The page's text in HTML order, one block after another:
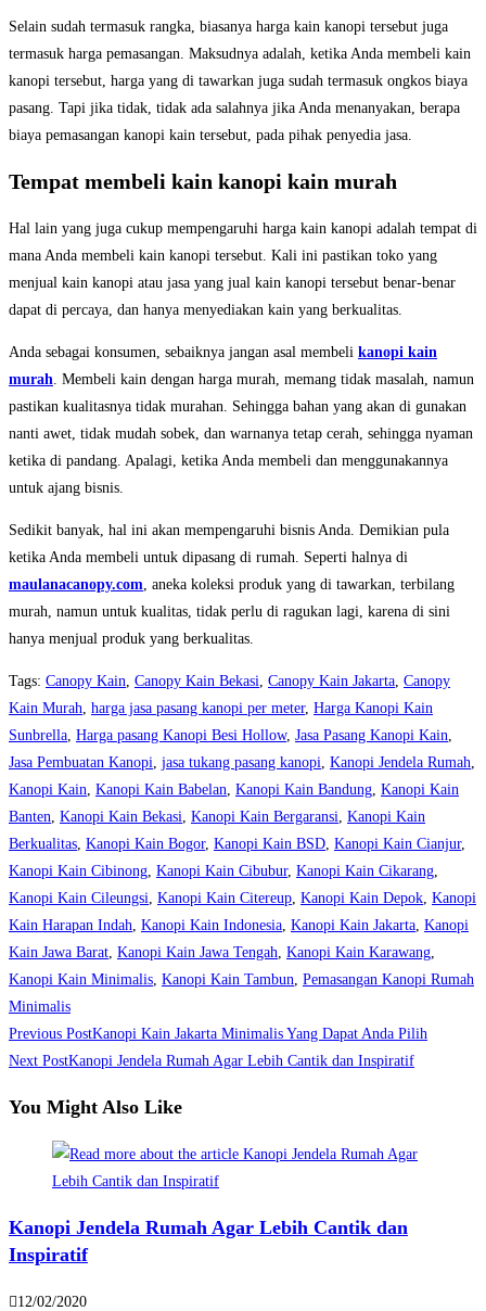
Selain sudah termasuk rangka, biasanya harga kain kanopi tersebut juga
termasuk harga pemasangan. Maksudnya adalah, ketika Anda membeli kain
kanopi tersebut, harga yang di tawarkan juga sudah termasuk ongkos biaya
pasang. Tapi jika tidak, tidak ada salahnya jika Anda menanyakan, berapa
biaya pemasangan kanopi kain tersebut, pada pihak penyedia jasa.
Tempat membeli kain kanopi kain murah
Hal lain yang juga cukup mempengaruhi harga kain kanopi adalah tempat di
mana Anda membeli kain kanopi tersebut. Kali ini pastikan toko yang
menjual kain kanopi atau jasa yang jual kain kanopi tersebut benar-benar
dapat di percaya, dan hanya menyediakan kain yang berkualitas.
Anda sebagai konsumen, sebaiknya jangan asal membeli kanopi kain
murah . Membeli kain dengan harga murah, memang tidak masalah, namun
pastikan kualitasnya tidak murahan. Sehingga bahan yang akan di gunakan
nanti awet, tidak mudah sobek, dan warnanya tetap cerah, sehingga nyaman
ketika di pandang. Apalagi, ketika Anda membeli dan menggunakannya
untuk ajang bisnis.
Sedikit banyak, hal ini akan mempengaruhi bisnis Anda. Demikian pula
ketika Anda membeli untuk dipasang di rumah. Seperti halnya di
maulanacanopy.com , aneka koleksi produk yang di tawarkan, terbilang
murah, namun untuk kualitas, tidak perlu di ragukan lagi, karena di sini
hanya menjual produk yang berkualitas.
Tags: Canopy Kain Canopy Kain Bekasi Canopy Kain Jakarta Canopy
Kain Murah harga jasa pasang kanopi per meter, Harga Kanopi Kain
Sunbrella Harga pasang Kanopi Besi Hollow, Jasa Pasang Kanopi Kain
Jasa Pembuatan Kanopi jasa tukang pasang kanopi Kanopi Jendela Rumah
Kanopi Kain Kanopi Kain Babelan Kanopi Kain Bandung Kanopi Kain
Banten Kanopi Kain Bekasi Kanopi Kain Bergaransi Kanopi Kain
Berkualitas Kanopi Kain Bogor, Kanopi Kain BSD Kanopi Kain Cianjur,
Kanopi Kain Cibinong Kanopi Kain Cibubur, Kanopi Kain Cikarang
Kanopi Kain Cileungsi Kanopi Kain Citereup Kanopi Kain Depok Kanopi
Kain Harapan Indah Kanopi Kain Indonesia Kanopi Kain Jakarta Kanopi
Kain Jawa Barat Kanopi Kain Jawa Tengah Kanopi Kain Karawang
Kanopi Kain Minimalis Kanopi Kain Tambun Pemasangan Kanopi Rumah
Minimalis
Read
more
articles
Previous PostKanopi Kain Jakarta Minimalis Yang Dapat Anda Pilih
Next PostKanopi Jendela Rumah Agar Lebih Cantik dan Inspiratif
You Might Also Like
Kanopi Jendela Rumah Agar Lebih Cantik dan
Inspiratif
12/02/2020